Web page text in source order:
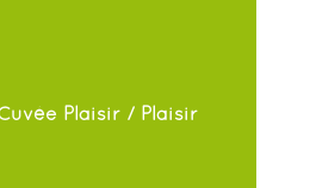
Plaisir / Plaisir